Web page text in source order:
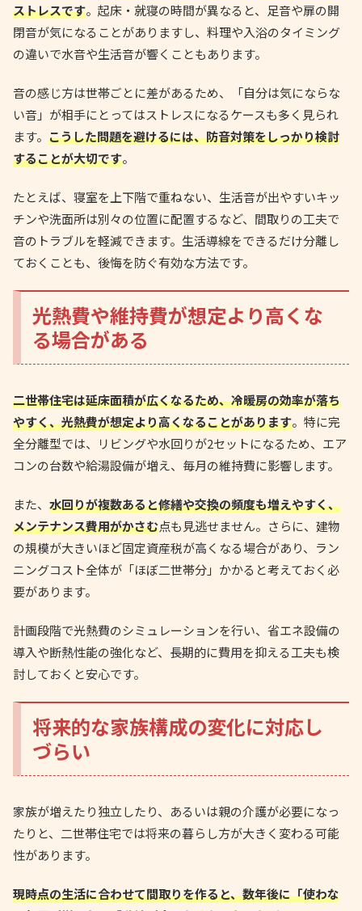
ストレスです。起床・就寝の時間が異なると、足音や扉の開
閉音が気になることがありますし、料理や入浴のタイミング
の違いで水音や生活音が響くこともあります。
音の感じ方は世帯ごとに差があるため、「自分は気にならな
い音」が相手にとってはストレスになるケースも多く見られ
ます。 こうした問題を避けるには、防音対策をしっかり検討
することが大切です。
たとえば、寝室を上下階で重ねない、生活音が出やすいキッ
チンや洗面所は別々の位置に配置するなど、間取りの工夫で
音のトラブルを軽減できます。生活導線をできるだけ分離し
ておくことも、後悔を防ぐ有効な方法です。
光熱費や維持費が想定より高くな
る場合がある
二世帯住宅は延床面積が広くなるため、冷暖房の効率が落ち
やすく、光熱費が想定より高くなることがあります。特に完
全分離型では、リビングや水回りが2セットになるため、エア
コンの台数や給湯設備が増え、毎月の維持費に影響します。
また、 水回りが複数あると修繕や交換の頻度も増えやすく、
メンテナンス費用がかさむ点も見逃せません。さらに、建物
の規模が大きいほど固定資産税が高くなる場合があり、ラン
ニングコスト全体が「ほぼ二世帯分」かかると考えておく必
要があります。
計画段階で光熱費のシミュレーションを行い、省エネ設備の
導入や断熱性能の強化など、長期的に費用を抑える工夫も検
討しておくと安心です。
将来的な家族構成の変化に対応し
づらい
家族が増えたり独立したり、あるいは親の介護が必要になっ
たりと、二世帯住宅では将来の暮らし方が大きく変わる可能
性があります。
現時点の生活に合わせて間取りを作ると、数年後に「使わな